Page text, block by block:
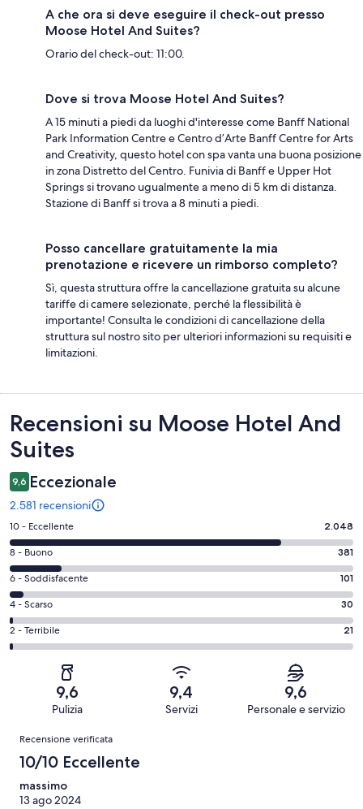
A che ora si deve eseguire il check-out presso
Moose Hotel And Suites?
Orario del check-out: 11:00.
Dove si trova Moose Hotel And Suites?
A 15 minuti a piedi da luoghi d'interesse come Banff National
Park Information Centre e Centro d’Arte Banff Centre for Arts
and Creativity, questo hotel con spa vanta una buona posizione
in zona Distretto del Centro. Funivia di Banff e Upper Hot
Springs si trovano ugualmente a meno di 5 km di distanza.
Stazione di Banff si trova a 8 minuti a piedi.
Posso cancellare gratuitamente la mia
prenotazione e ricevere un rimborso completo?
Sì, questa struttura offre la cancellazione gratuita su alcune
tariffe di camere selezionate, perché la flessibilità è
importante! Consulta le condizioni di cancellazione della
struttura sul nostro sito per ulteriori informazioni su requisiti e
limitazioni.
Recensioni
Recensioni su Moose Hotel And
Suites
9,6 Eccezionale
2.581 recensioni
Valutazione
di
10
-
Eccellente.
2048
su
2581
recensioni
10 - Eccellente 2.048
Valutazione
di
8
-
Buono.
381
recensioni
8 - Buono 381
Valutazione
di
6
-
Soddisfacente.
recensioni
6 - Soddisfacente 101
Valutazione
di
4
recensioni
4 - Scarso 30
Valutazione
di
Terribile.
su
recensioni
2 - Terribile 21
9,6
Pulizia
9,4
Servizi
9,6
Personale e servizio
Recensioni
Recensione verificata
10/10 Eccellente
massimo
13 ago 2024